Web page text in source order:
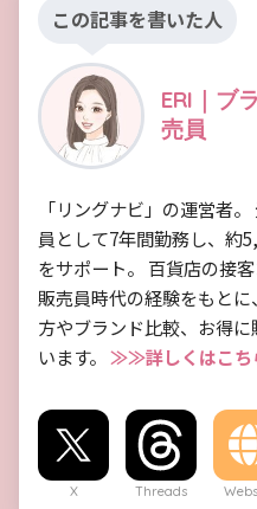
この記事を書いた人
ERI｜ブ
売員
「リングナビ」の運営者
員として7年間勤務し、約
をサポート。 百貨店の接
販売員時代の経験をもと
方やブランド比較、お得
います。 ≫≫詳しくはこち
X Threads